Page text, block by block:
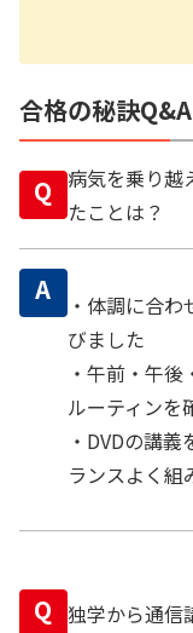
合格の秘訣Q&A
Q 病気を乗り越
たことは？
A
・体調に合
びました
・午前・午
ルーティンを
・DVDの講
ランスよく組
Q 独学から通信